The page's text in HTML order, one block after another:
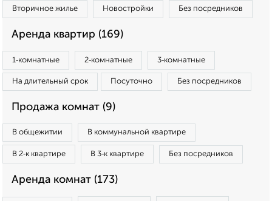
Вторичное жилье Новостройки Без посредников
Аренда квартир (169)
1‑комнатные 2‑комнатные 3‑комнатные
На длительный срок Посуточно Без посредников
Продажа комнат (9)
В общежитии В коммунальной квартире
В 2‑к квартире В 3‑к квартире Без посредников
Аренда комнат (173)